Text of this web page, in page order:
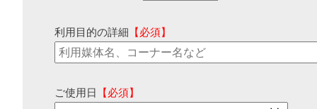
利用目的の詳細 【必須】
ご使用日 【必須】